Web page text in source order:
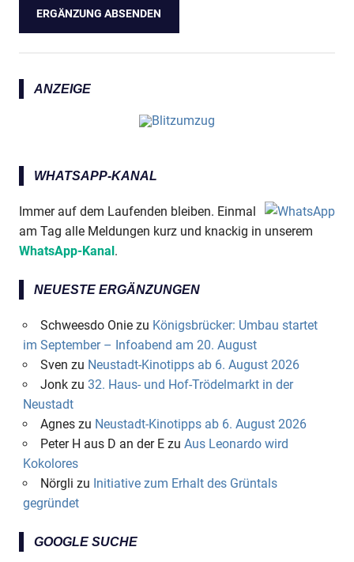
ANZEIGE
WHATSAPP-KANAL
Immer auf dem Laufenden bleiben. Einmal
am Tag alle Meldungen kurz und knackig in unserem
WhatsApp-Kanal.
NEUESTE ERGÄNZUNGEN
Schweesdo Oniezu Königsbrücker: Umbau startet
im September – Infoabend am 20. August
Sven zu Neustadt-Kinotipps ab 6. August 2026
Jonkzu 32. Haus- und Hof-Trödelmarkt in der
Neustadt
Agneszu Neustadt-Kinotipps ab 6. August 2026
Peter H aus D an der Ezu Aus Leonardo wird
Kokolores
Nörgli zu Initiative zum Erhalt des Grüntals
gegründet
GOOGLE SUCHE